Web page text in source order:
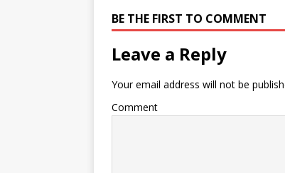
BE THE FIRST TO COMMENT
Leave a Reply
Your email address will not be
Comment